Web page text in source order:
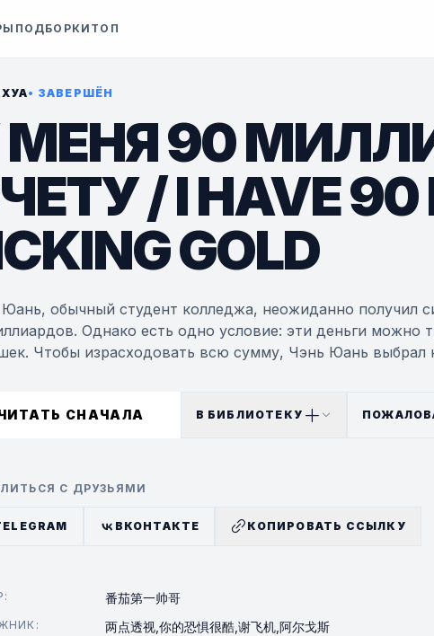
ПОДБОРКИ ТОП
• ЗАВЕРШЁН
МЕНЯ 90
/ I HAVE 90
GOLD
обычный студент колледжа, неожиданно получил
Однако есть одно условие: эти деньги можно
Чтобы израсходовать всю сумму, Чэнь Юань выбрал
СНАЧАЛА В БИБЛИОТЕКУ
С ДРУЗЬЯМИ
ВКОНТАКТЕ КОПИРОВАТЬ ССЫЛКУ
番茄第一帅哥
两点透视, 你的恐惧很酷, 谢飞机, 阿尔戈斯